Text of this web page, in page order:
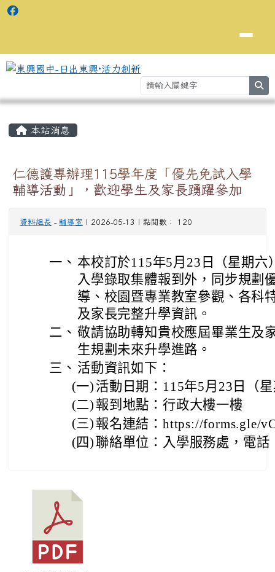
本站消息
仁德護專辦理115學年度「優先免試入學
輔導活動」，歡迎學生及家長踴躍參加
資料組長 - 輔導室 | 2026-05-13 | 點閱數： 120
一、 本校訂於115年5月23日（星期六
入學錄取集體報到外，同步規劃
導、校園暨專業教室參觀、各科
及家長完整升學資訊。
二、 敬請協助轉知貴校應屆畢業生及
生規劃未來升學進路。
三、 活動資訊如下：
(一) 活動日期：115年5月23日（
(二) 報到地點：行政大樓一樓
(三) 報名連結：https://forms.gle/
(四) 聯絡單位：入學服務處，電話